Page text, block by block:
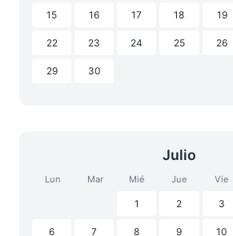
15 16 17 18 19
22 23 24 25 26
29 30
Julio
Lun Mar Mié Jue Vie
1 2 3
6 7 8 9 10